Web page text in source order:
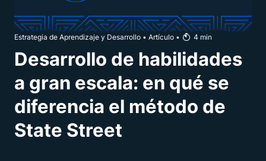
Estrategia de Aprendizaje y Desarrollo • Artículo • 4 min
Desarrollo de habilidades
a gran escala: en qué se
diferencia el método de
State Street